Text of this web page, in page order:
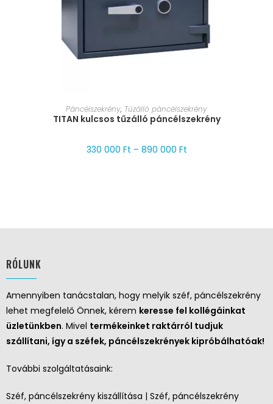
MÉRET VÁLASZTÁSA
Páncélszekrény, Tűzálló páncélszekrény
TITAN kulcsos tűzálló páncélszekrény
330 000 Ft – 890 000 Ft
RÓLUNK
Amennyiben tanácstalan, hogy melyik széf, páncélszekrény
lehet megfelelő Önnek, kérem keresse fel kollégáinkat
üzletünkben. Mivel termékeinket raktárról tudjuk
szállítani, így a széfek, páncélszekrények kipróbálhatóak!
További szolgáltatásaink:
Széf, páncélszekrény kiszállítása | Széf, páncélszekrény